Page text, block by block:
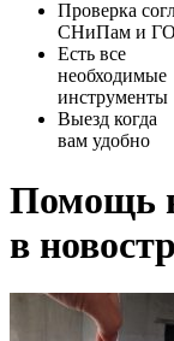
Проверка
СНиПам и
Есть все
необходимые
инструменты
Выезд когда
вам удобно
Помощь
в